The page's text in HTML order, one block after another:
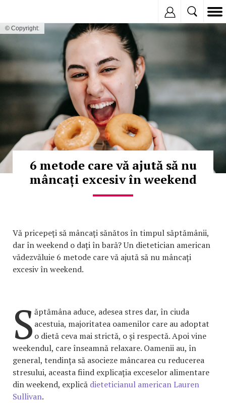
© Copyright:
6 metode care vă ajută să nu
mâncați excesiv în weekend
Vă pricepeți să mâncați sănătos în timpul săptămânii,
dar în weekend o dați în bară? Un dietetician american
vădezvăluie 6 metode care vă ajută să nu mâncați
excesiv în weekend.
Săptămâna aduce, adesea stres dar, în ciuda
acestuia, majoritatea oamenilor care au adoptat
o dietă ceva mai strictă, o și respectă. Apoi vine
weekendul, care înseamnă relaxare. Oamenii au, în
general, tendința să asocieze mâncarea cu reducerea
stresului, aceasta fiind explicația exceselor alimentare
din weekend, explică dieteticianul american Lauren
Sullivan.